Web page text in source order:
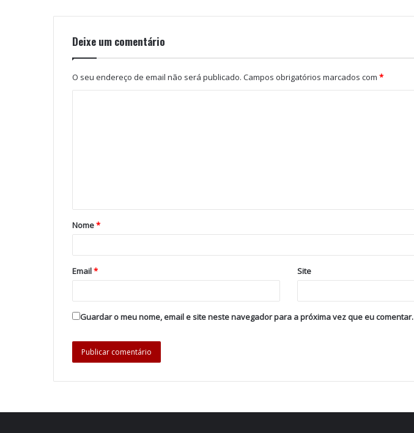
Deixe um comentário
O seu endereço de email não será publicado. Campos obrigatórios marcados com *
Nome*
Email* Site
Guardar o meu nome, email e site neste navegador para a próxima vez que eu comentar.